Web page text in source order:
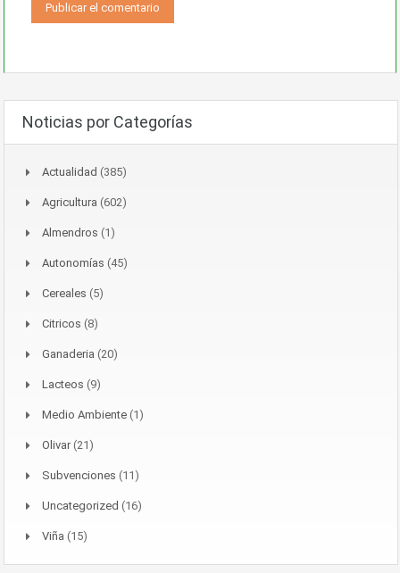
Noticias por Categorías
Actualidad (385)
Agricultura (602)
Almendros (1)
Autonomías (45)
Cereales (5)
Citricos (8)
Ganaderia (20)
Lacteos (9)
Medio Ambiente (1)
Olivar(21)
Subvenciones (11)
Uncategorized (16)
Viña (15)